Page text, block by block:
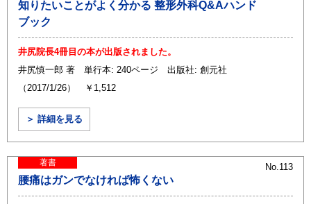
知りたいことがよく分かる 整形外科Q&Aハンド
ブック
井尻院長4冊目の本が出版されました。
井尻慎一郎 著 単行本: 240ページ 出版社: 創元社
（2017/1/26） ￥1,512
＞ 詳細を見る
著書 No.113
腰痛はガンでなければ怖くない